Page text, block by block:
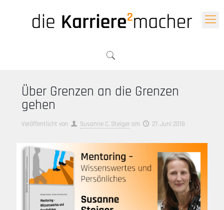
Über Grenzen an die Grenzen
gehen
Veröffentlicht von Susanne C. Steiger am 27. Juni 2018